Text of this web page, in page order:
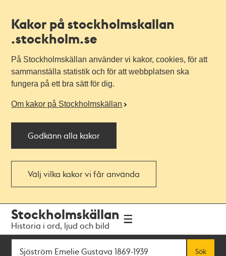
Kakor på stockholmskallan
.stockholm.se
På Stockholmskällan använder vi kakor, cookies, för att
sammanställa statistik och för att webbplatsen ska
fungera på ett bra sätt för dig.
Om kakor på Stockholmskällan
Godkänn alla kakor
Välj vilka kakor vi får använda
navigationen
huvudinnehållet
Stockholmskällan
Historia i ord, ljud och bild
Sök
Sök